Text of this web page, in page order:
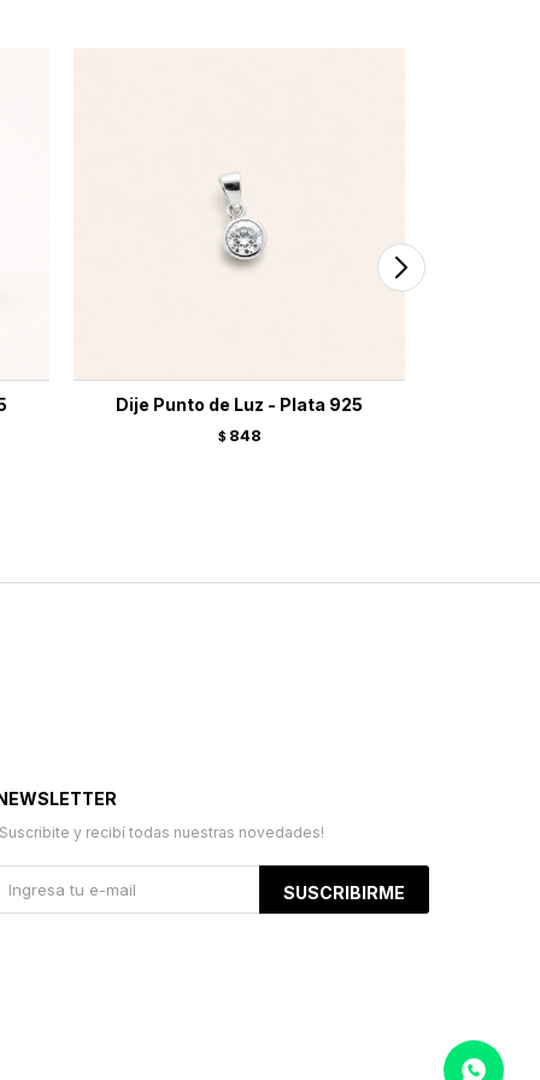
Dije Punto de Luz - Plata 925
$ 848
y recibí todas nuestras novedades!
SUSCRIBIRME